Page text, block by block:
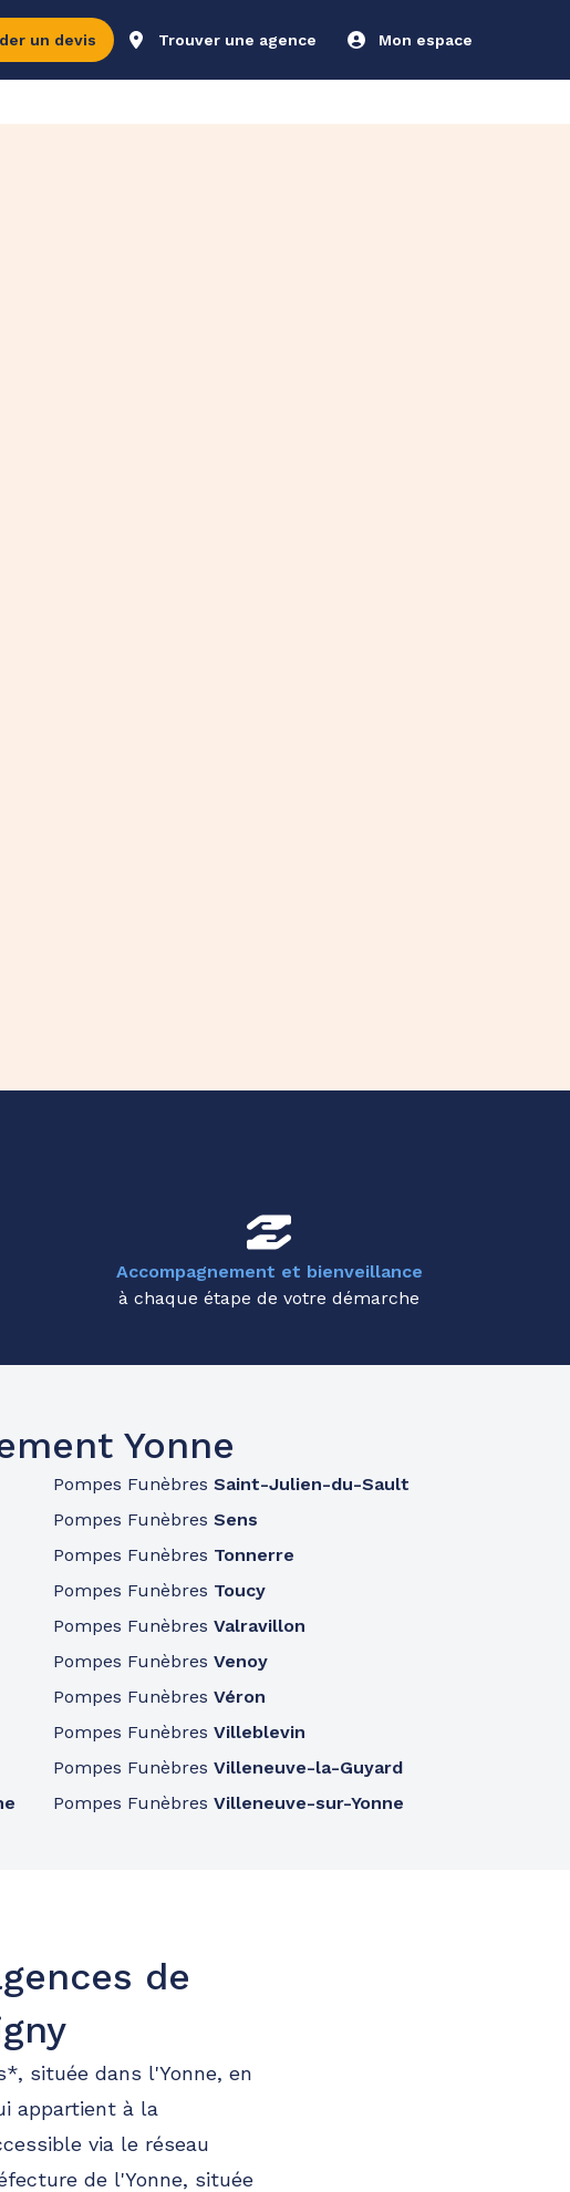
un devis Trouver une agence Mon espace
Accompagnement et bienveillance
à chaque étape de votre démarche
Yonne
Pompes FunèbresSaint-Julien-du-Sault
Pompes FunèbresSens
Pompes Funèbres Tonnerre
Pompes Funèbres Toucy
Pompes FunèbresValravillon
Pompes FunèbresVenoy
Pompes FunèbresVéron
Pompes FunèbresVilleblevin
Pompes FunèbresVilleneuve-la-Guyard
Pompes FunèbresVilleneuve-sur-Yonne
de
située dans l'Yonne, en
appartient à la
via le réseau
de l'Yonne, située